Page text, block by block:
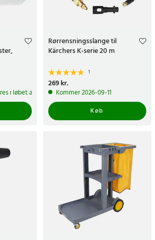
i løbet af 1-2 hverdage
Rørrensningsslange til
Kärchers K-serie 20 m
1
Pris:269 kr.
269 kr.
Kommer 2026-09-11
Køb